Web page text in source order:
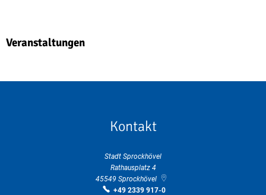
Veranstaltungen
Kontakt
Stadt Sprockhövel
Rathausplatz 4
45549 Sprockhövel
+49 2339 917-0